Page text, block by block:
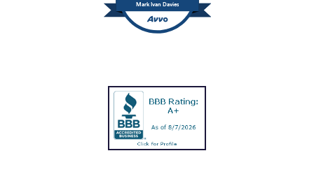
Mark Ivan Davies